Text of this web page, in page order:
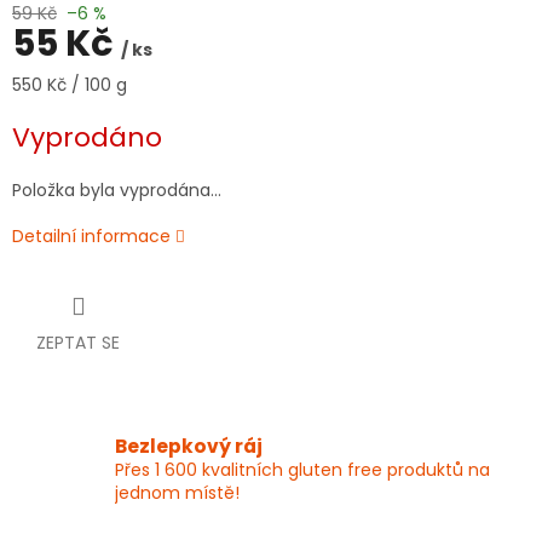
59 Kč –6 %
55 Kč / ks
Měrná
550 Kč / 100 g
Vyprodáno
Položka byla vyprodána…
Detailní informace
ZEPTAT SE
Bezlepkový ráj
Přes 1 600 kvalitních gluten free produktů na
jednom místě!